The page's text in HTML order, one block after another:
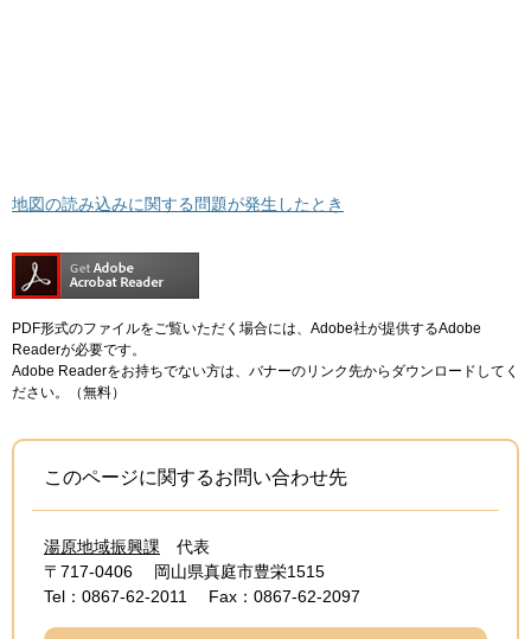
地図の読み込みに関する問題が発生したとき
PDF形式のファイルをご覧いただく場合には、Adobe社が提供するAdobe
Readerが必要です。
Adobe Readerをお持ちでない方は、バナーのリンク先からダウンロードしてく
ださい。（無料）
このページに関するお問い合わせ先
湯原地域振興課
代表
〒717-0406
岡山県真庭市豊栄1515
Tel：0867-62-2011
Fax：0867-62-2097